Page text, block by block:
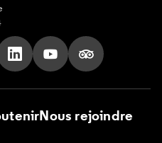
sur Tik Tok
nous sur X
Suivez nous sur LinkedIn
Suivez nous sur
Suivez nous
Nous rejoindre